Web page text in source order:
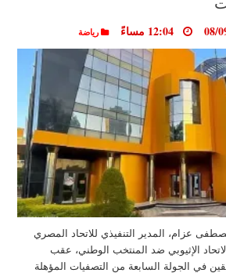
12:04 مساءً رياضة
عزام، المدير التنفيذي للاتحاد المصري
الإثيوبي ضد المنتخب الوطني، عقب
في الجولة السابعة من التصفيات المؤهلة